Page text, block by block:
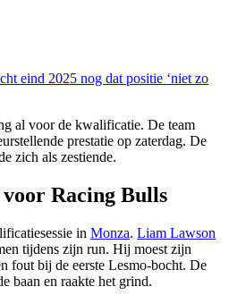
eind 2025 nog dat positie ‘niet zo
al voor de kwalificatie. De team
prestatie op zaterdag. De
zich als zestiende.
Racing Bulls
in Monza. Liam Lawson
tijdens zijn run. Hij moest zijn
fout bij de eerste Lesmo-bocht. De
baan en raakte het grind.